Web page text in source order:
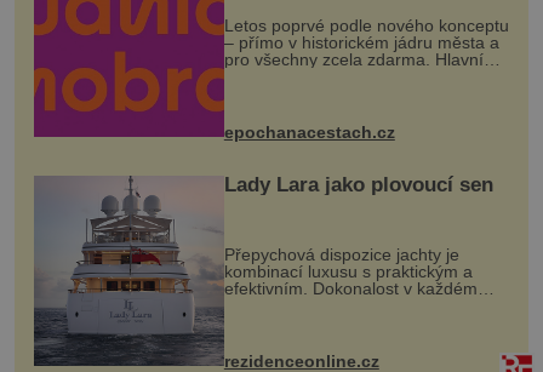
Letos poprvé podle nového konceptu
– přímo v historickém jádru města a
pro všechny zcela zdarma. Hlavní
program se odehraje na Karlově a
mohou těšit na víno, burčák, pes...
epochanacestach.cz
Lady Lara jako plovoucí sen
Přepychová dispozice jachty je
kombinací luxusu s praktickým a
efektivním. Dokonalost v každém
detailu představuje značka Fendi
Casa, kterou byly vybaveny její
paluby. Monacký přístav nabízí
každoročn...
rezidenceonline.cz